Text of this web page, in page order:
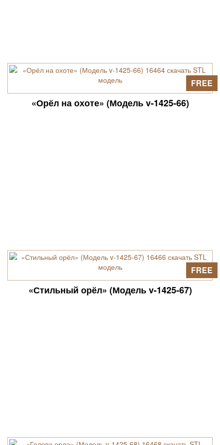
«Орёл на охоте» (Модель v-1425-66)
FREE
«Стильный орёл» (Модель v-1425-67)
FREE